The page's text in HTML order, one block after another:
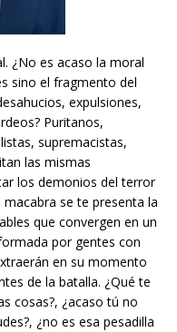
¿No es acaso la moral
sino el fragmento del
expulsiones,
Puritanos,
supremacistas,
las mismas
los demonios del terror
se te presenta la
que convergen en un
por gentes con
en su momento
de la batalla. ¿Qué te
cosas?, ¿acaso tú no
¿no es esa pesadilla